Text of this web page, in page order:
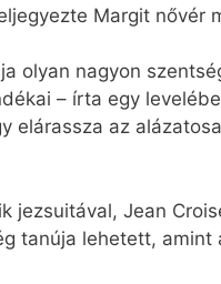
Margit nővér
olyan nagyon
– írta egy
elárassza az
jezsuitával, Jean
tanúja lehetett,